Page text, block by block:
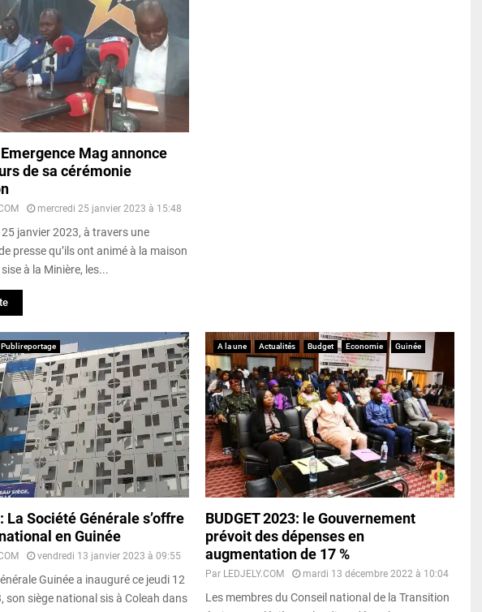
Emergence Mag annonce
de sa cérémonie
mercredi 25 janvier 2023 à 15:48
janvier 2023, à travers une
presse qu’ils ont animé à la maison
à la Minière, les...
Publireportage
La Société Générale s’offre
en Guinée
vendredi 13 janvier 2023 à 09:55
Guinée a inauguré ce jeudi 12
son siège national sis à Coleah dans
A la une Actualités Budget Economie Guinée
BUDGET 2023: le Gouvernement
prévoit des dépenses en
augmentation de 17 %
Par LEDJELY.COM mardi 13 décembre 2022 à 10:04
Les membres du Conseil national de la Transition